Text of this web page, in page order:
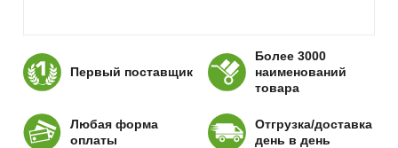
Первый поставщик
Более 3000
наименований
товара
Любая форма
оплаты
Отгрузка/доставка
день в день